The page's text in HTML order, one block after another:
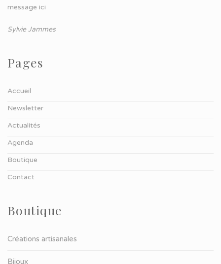
message ici
Sylvie Jammes
Pages
Accueil
Newsletter
Actualités
Agenda
Boutique
Contact
Boutique
Créations artisanales
Bijoux